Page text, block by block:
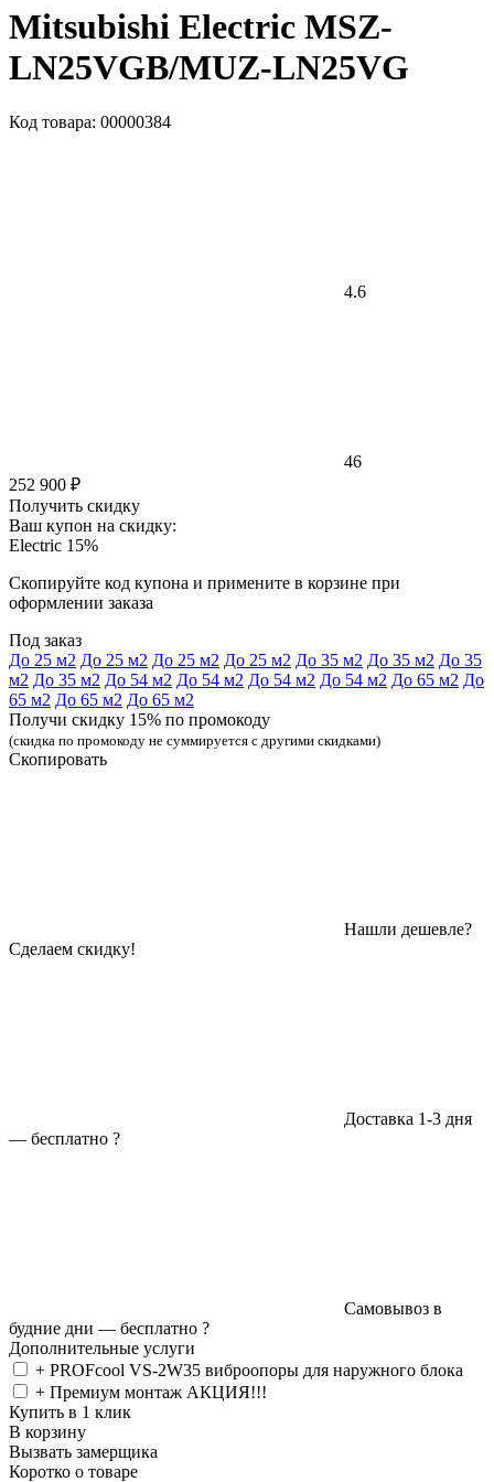
Mitsubishi Electric MSZ-
LN25VGB/MUZ-LN25VG
Код товара: 00000384
4.6
46
252 900 ₽
Получить скидку
Ваш купон на скидку:
Electric 15%
Скопируйте код купона и примените в корзине при
оформлении заказа
Под заказ
До 25 м2 До 25 м2 До 25 м2 До 25 м2 До 35 м2 До 35 м2 До 35
м2 До 35 м2 До 54 м2 До 54 м2 До 54 м2 До 54 м2 До 65 м2 До
65 м2 До 65 м2 До 65 м2
Получи скидку 15% по промокоду
(скидка по промокоду не суммируется с другими скидками)
Скопировать
Нашли дешевле?
Сделаем скидку!
Доставка 1-3 дня
— бесплатно ?
Самовывоз в
будние дни — бесплатно ?
Дополнительные услуги
+ PROFcool VS-2W35 виброопоры для наружного блока
+ Премиум монтаж АКЦИЯ!!!
Купить в 1 клик
В корзину
Вызвать замерщика
Коротко о товаре